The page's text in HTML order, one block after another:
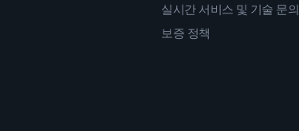
실시간 서비스 및 기술 문의
보증 정책